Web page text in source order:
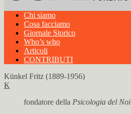
Chi siamo
Cosa facciamo
Giornale Storico
Who’s who
Articoli
CONTRIBUTI
Künkel Fritz (1889-1956)
K
fondatore della Psicologia del Noi